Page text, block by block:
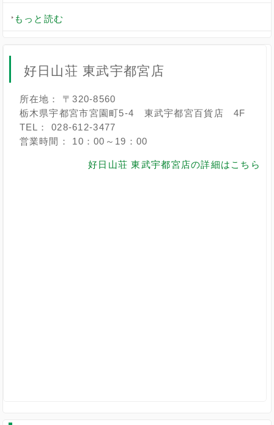
もっと読む
好日山荘 東武宇都宮店
所在地： 〒320-8560
栃木県宇都宮市宮園町5-4 東武宇都宮百貨店 4F
TEL： 028-612-3477
営業時間： 10：00～19：00
好日山荘 東武宇都宮店の詳細はこちら